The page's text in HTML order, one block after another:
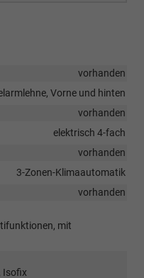
vorhanden
Vorne und hinten
vorhanden
elektrisch 4-fach
vorhanden
3-Zonen-Klimaautomatik
vorhanden
mit
Isofix